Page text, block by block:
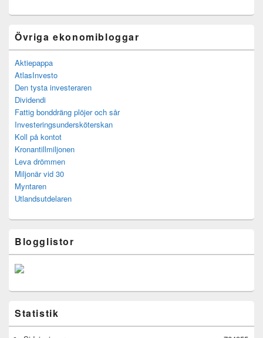
Övriga ekonomibloggar
Aktiepappa
AtlasInvesto
Den tysta investeraren
Dividendi
Fattig bonddräng plöjer och sår
Investeringsundersköterskan
Koll på kontot
Kronantillmiljonen
Leva drömmen
Miljonär vid 30
Myntaren
Utlandsutdelaren
Blogglistor
Statistik